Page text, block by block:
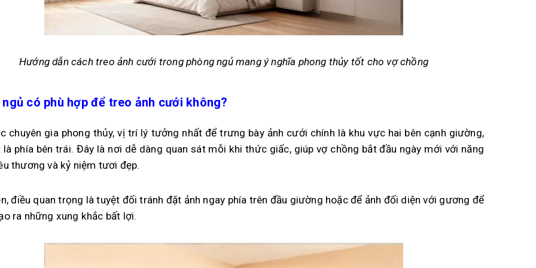
Hướng dẫn cách treo ảnh cưới trong phòng ngủ mang ý nghĩa phong thủy tốt cho vợ chồng
có phù hợp để treo ảnh cưới không?
chuyên gia phong thủy, vị trí lý tưởng nhất để trưng bày ảnh cưới chính là khu vực hai bên cạnh giường,
là phía bên trái. Đây là nơi dễ dàng quan sát mỗi khi thức giấc, giúp vợ chồng bắt đầu ngày mới với năng
thương và kỷ niệm tươi đẹp.
điều quan trọng là tuyệt đối tránh đặt ảnh ngay phía trên đầu giường hoặc để ảnh đối diện với gương để
ra những xung khắc bất lợi.